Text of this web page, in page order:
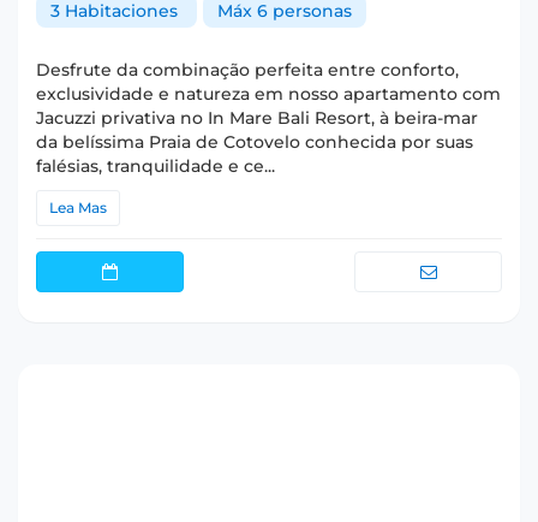
3 Habitaciones Máx 6 personas
Desfrute da combinação perfeita entre conforto,
exclusividade e natureza em nosso apartamento com
Jacuzzi privativa no In Mare Bali Resort, à beira-mar
da belíssima Praia de Cotovelo conhecida por suas
falésias, tranquilidade e ce...
Lea Mas